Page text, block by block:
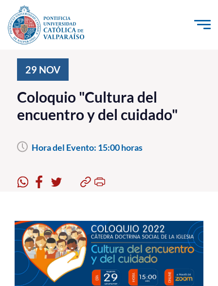
Click acá para ir directamente al contenido
Investigación, Creación e Innovación
PUCV Internacional
Vinculación con el Medio
Admisión
Pregrado
Estudiantes
Académicos
Funcionarios
29 NOV
Coloquio "Cultura del
encuentro y del cuidado"
Hora del Evento: 15:00 horas